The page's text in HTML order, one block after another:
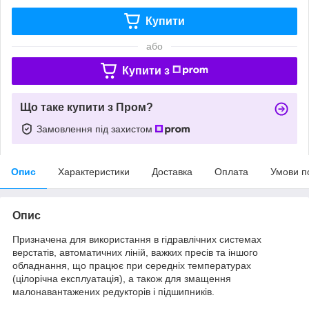
Купити
або
Купити з
Що таке купити з Пром?
Замовлення під захистом
Опис Характеристики Доставка Оплата Умови
Опис
Призначена для використання в гідравлічних системах
верстатів, автоматичних ліній, важких пресів та іншого
обладнання, що працює при середніх температурах
(цілорічна експлуатація), а також для змащення
малонавантажених редукторів і підшипників.